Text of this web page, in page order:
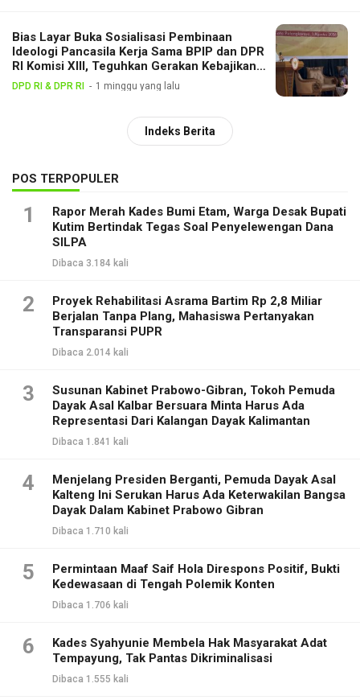
Bias Layar Buka Sosialisasi Pembinaan
Ideologi Pancasila Kerja Sama BPIP dan DPR
RI Komisi XIII, Teguhkan Gerakan Kebajikan
Pancasila di Tengah Masyarakat
DPD RI & DPR RI 1 minggu yang lalu
Indeks Berita
POS TERPOPULER
1
Rapor Merah Kades Bumi Etam, Warga Desak Bupati
Kutim Bertindak Tegas Soal Penyelewengan Dana
SILPA
Dibaca 3.184 kali
2
Proyek Rehabilitasi Asrama Bartim Rp 2,8 Miliar
Berjalan Tanpa Plang, Mahasiswa Pertanyakan
Transparansi PUPR
Dibaca 2.014 kali
3
Susunan Kabinet Prabowo-Gibran, Tokoh Pemuda
Dayak Asal Kalbar Bersuara Minta Harus Ada
Representasi Dari Kalangan Dayak Kalimantan
Dibaca 1.841 kali
4
Menjelang Presiden Berganti, Pemuda Dayak Asal
Kalteng Ini Serukan Harus Ada Keterwakilan Bangsa
Dayak Dalam Kabinet Prabowo Gibran
Dibaca 1.710 kali
5
Permintaan Maaf Saif Hola Direspons Positif, Bukti
Kedewasaan di Tengah Polemik Konten
Dibaca 1.706 kali
6
Kades Syahyunie Membela Hak Masyarakat Adat
Tempayung, Tak Pantas Dikriminalisasi
Dibaca 1.555 kali